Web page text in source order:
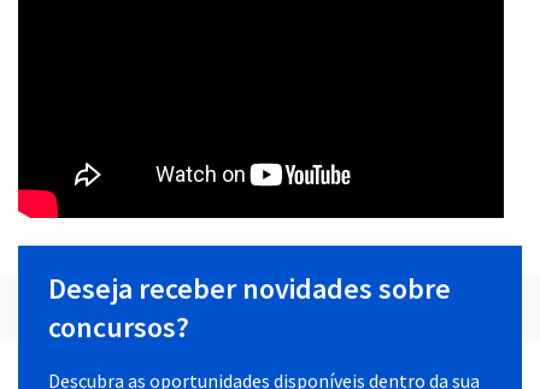
Deseja receber novidades sobre
concursos?
Descubra as oportunidades disponíveis dentro da sua